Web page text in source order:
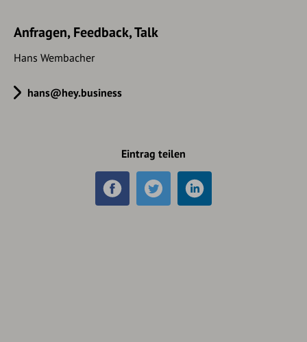
Anfragen, Feedback, Talk
Hans Wembacher
hans@hey.business
Eintrag teilen